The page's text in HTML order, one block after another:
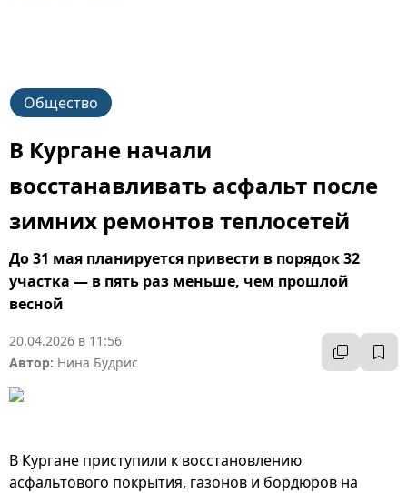
Общество
В Кургане начали
восстанавливать асфальт после
зимних ремонтов теплосетей
До 31 мая планируется привести в порядок 32
участка — в пять раз меньше, чем прошлой
весной
20.04.2026 в 11:56
Автор: Нина Будрис
В Кургане приступили к восстановлению
асфальтового покрытия, газонов и бордюров на